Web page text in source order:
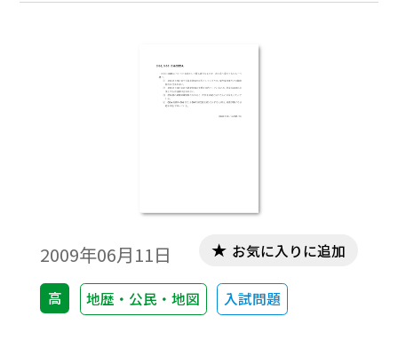
2009年06月11日
高 地歴・公民・地図 入試問題
お気に入りに追加